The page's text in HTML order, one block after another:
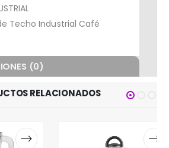
Techo Industrial Café
(0)
RELACIONADOS